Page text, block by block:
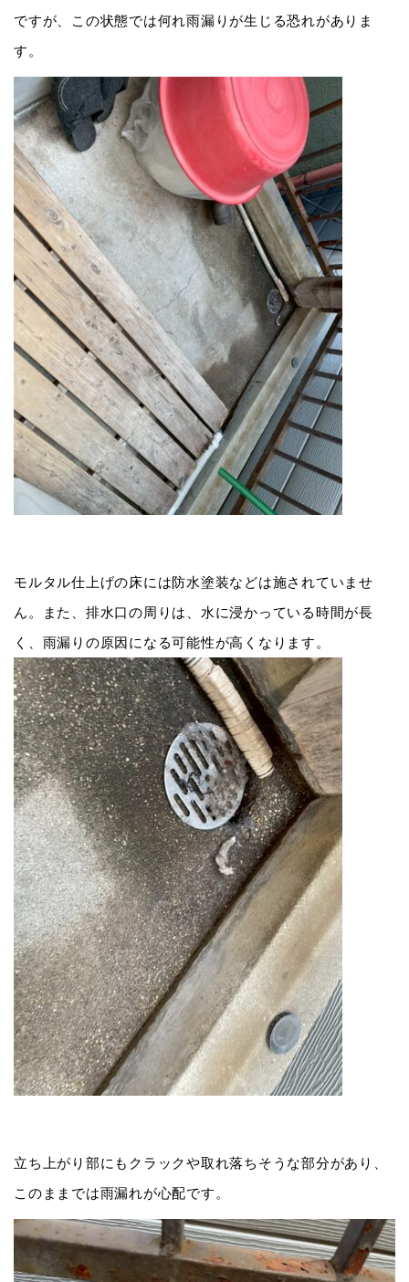
ですが、この状態では何れ雨漏りが生じる恐れがありま
す。
モルタル仕上げの床には防水塗装などは施されていませ
ん。また、排水口の周りは、水に浸かっている時間が長
く、雨漏りの原因になる可能性が高くなります。
立ち上がり部にもクラックや取れ落ちそうな部分があり、
このままでは雨漏れが心配です。